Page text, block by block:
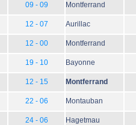
09 - 09 Montferrand
12 - 07 Aurillac
12 - 00 Montferrand
19 - 10 Bayonne
12 - 15 Montferrand
22 - 06 Montauban
24 - 06 Hagetmau